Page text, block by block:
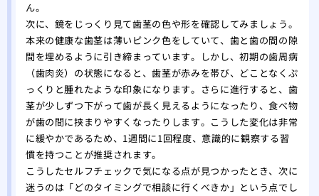
ん。
次に、鏡をじっくり見て歯茎の色や形を確認してみましょう。
本来の健康な歯茎は薄いピンク色をしていて、歯と歯の間の隙
間を埋めるように引き締まっています。しかし、初期の歯周病
（歯肉炎）の状態になると、歯茎が赤みを帯び、どことなくぷ
っくりと腫れたような印象になります。さらに進行すると、歯
茎が少しずつ下がって歯が長く見えるようになったり、食べ物
が歯の間に挟まりやすくなったりします。こうした変化は非常
に緩やかであるため、1週間に1回程度、意識的に観察する習
慣を持つことが推奨されます。
こうしたセルフチェックで気になる点が見つかったとき、次に
迷うのは「どのタイミングで相談に行くべきか」という点でし